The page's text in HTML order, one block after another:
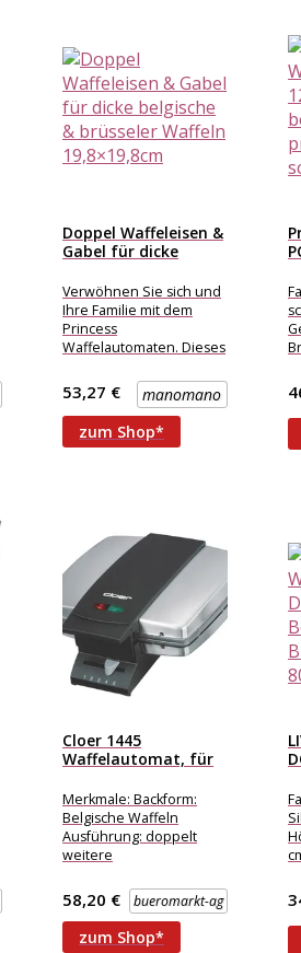
Doppel Waffeleisen &
Gabel für dicke
Verwöhnen Sie sich und
Ihre Familie mit dem
Princess
Waffelautomaten. Dieses
mit einstellbarem
Thermostat bereitet in
nur 5
manomano
53,27 €
zum Shop*
Cloer 1445
Waffelautomat, für
doppelt,...
Merkmale: Backform:
Belgische Waffeln
Ausführung: doppelt
weitere
Backfläche: 2 x 22 x 18,5
cm Waffeldicke: 1,7 cm
Leistung: 930
bueromarkt-ag
58,20 €
zum Shop*